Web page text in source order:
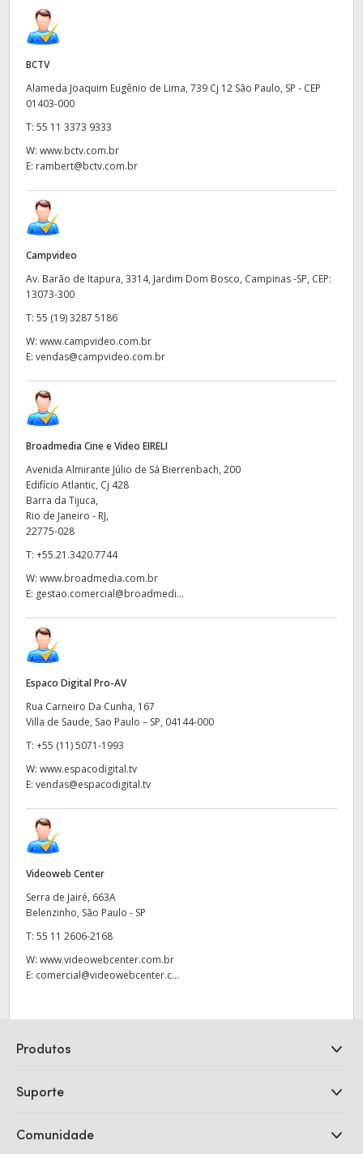
UAE
United Kingdom
United States
BCTV
Alameda Joaquim Eugênio de Lima, 739 Cj 12 São Paulo, SP - CEP
01403-000
T: 55 11 3373 9333
W: www.bctv.com.br
E: rambert@bctv.com.br
Campvideo
Av. Barão de Itapura, 3314, Jardim Dom Bosco, Campinas -SP, CEP:
13073-300​​
T: 55 (19) 3287 5186
W: www.campvideo.com.br
E: vendas@campvideo.com.br
Broadmedia Cine e Video EIRELI
Avenida Almirante Júlio de Sá Bierrenbach, 200
Edifício Atlantic, Cj 428
Barra da Tijuca,
Rio de Janeiro - RJ,
22775-028
T: +55.21.3420.7744
W: www.broadmedia.com.br
E: gestao.comercial@broadmedi...
Espaco Digital Pro-AV
Rua Carneiro Da Cunha, 167
Villa de Saude, Sao Paulo – SP, 04144-000
T: +55 (11) 5071-1993
W: www.espacodigital.tv
E: vendas@espacodigital.tv
Videoweb Center
Serra de Jairé, 663A
Belenzinho, São Paulo - SP
T: 55 11 2606-2168
W: www.videowebcenter.com.br
E: comercial@videowebcenter.c...
Produtos
DaVinci Resolve e Fusion
Ultimatte
Suporte
Central de Suporte Técnico
Comunidade